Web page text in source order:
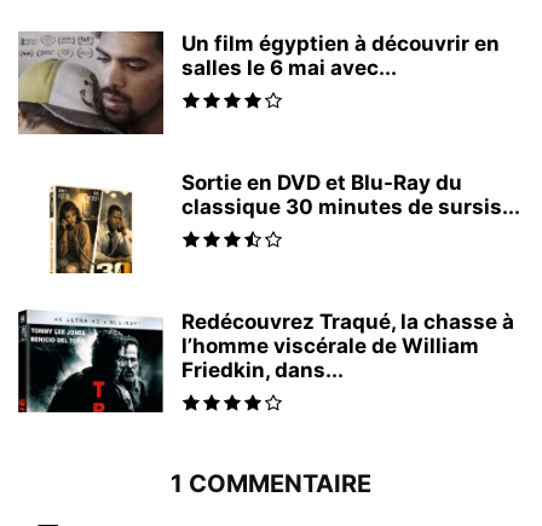
Un film égyptien à découvrir en
salles le 6 mai avec...
Sortie en DVD et Blu-Ray du
classique 30 minutes de sursis...
Redécouvrez Traqué, la chasse à
l’homme viscérale de William
Friedkin, dans...
1 COMMENTAIRE